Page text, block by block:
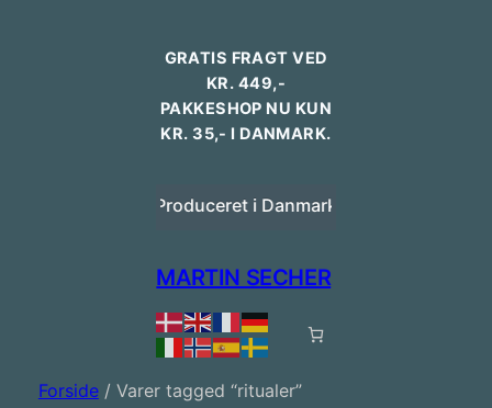
GRATIS FRAGT VED
KR. 449,-
PAKKESHOP NU KUN
KR. 35,- I DANMARK.
Produceret i Danmark
MARTIN SECHER
Forside/ Varer tagged “ritualer”